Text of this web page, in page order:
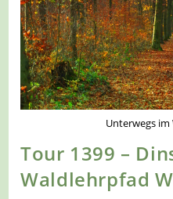
Unterwegs
Tour 1399 –
Waldlehrpfad